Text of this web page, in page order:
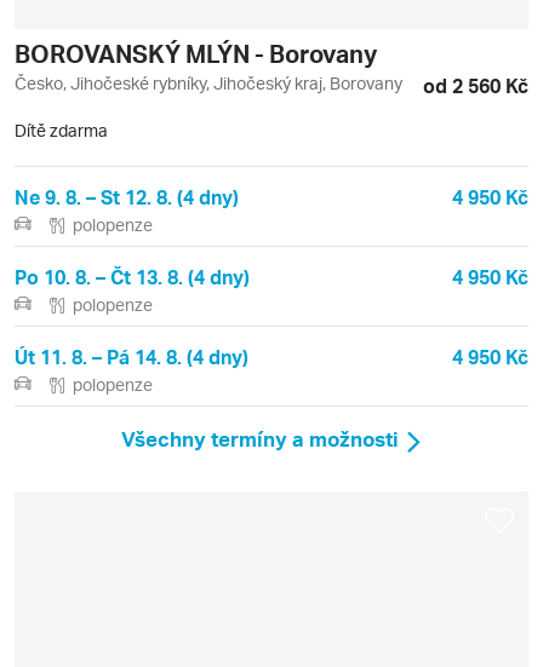
BOROVANSKÝ MLÝN - Borovany
Česko, Jihočeské rybníky, Jihočeský kraj, Borovany od 2 560 Kč
Dítě zdarma
Ne 9. 8. – St 12. 8. (4 dny) 4 950 Kč
polopenze
Po 10. 8. – Čt 13. 8. (4 dny) 4 950 Kč
polopenze
Út 11. 8. – Pá 14. 8. (4 dny) 4 950 Kč
polopenze
Všechny termíny a možnosti